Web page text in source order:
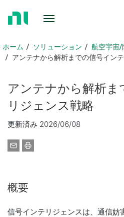
ペ
ー
ホーム ソリューション 航空宇宙/
アンテナから解析までの信号イン
アンテナから解析ま
リジェンス戦略
更新済み 2026/06/08
概要
信号インテリジェンスは、通信妨